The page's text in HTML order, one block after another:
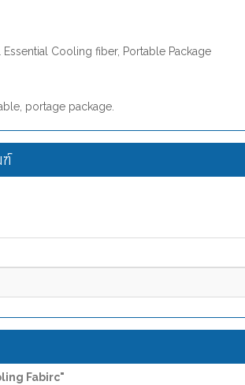
Cooling fiber, Portable Package
portage package.
Fabirc"